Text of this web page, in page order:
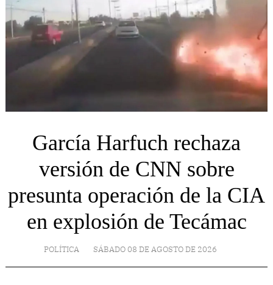
García Harfuch rechaza
versión de CNN sobre
presunta operación de la CIA
en explosión de Tecámac
POLÍTICA SÁBADO 08 DE AGOSTO DE 2026